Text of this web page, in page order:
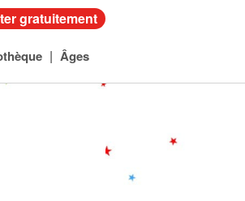
gratuitement
| Âges